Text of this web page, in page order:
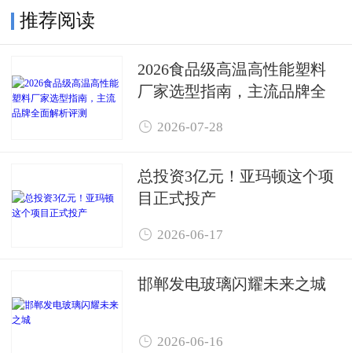
推荐阅读
2026食品级高温高性能塑料
厂家选型指南，主流品牌全
 2026-07-28
总投资3亿元！亚玛顿这个项
目正式投产
 2026-06-17
邯郸发电玻璃闪耀未来之城
 2026-06-16